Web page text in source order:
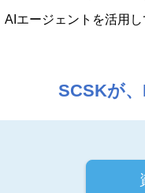
AIエージェントを活用
SCSKが